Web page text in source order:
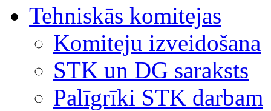
Tehniskās komitejas
Komiteju izveidošana
STK un DG saraksts
Palīgrīki STK darbam